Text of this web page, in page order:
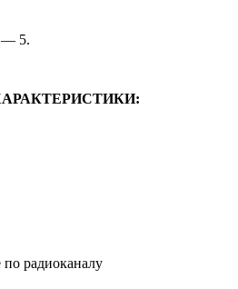
— 5.
радиоканалу